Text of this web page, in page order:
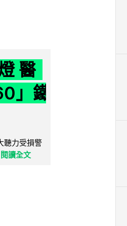
醫
」鐵
聽力受損警
閱讀全文